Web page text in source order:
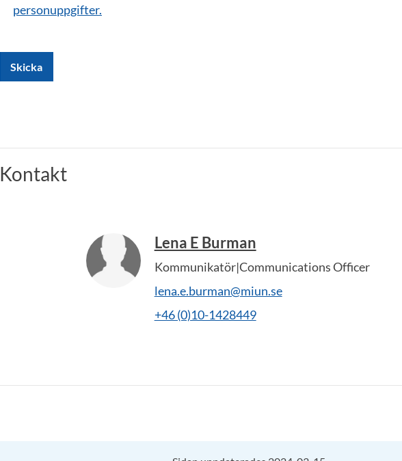
personuppgifter.
Skicka
Kontakt
Lena E Burman
Kommunikatör|Communications Officer
lena.e.burman@miun.se
+46 (0)10-1428449